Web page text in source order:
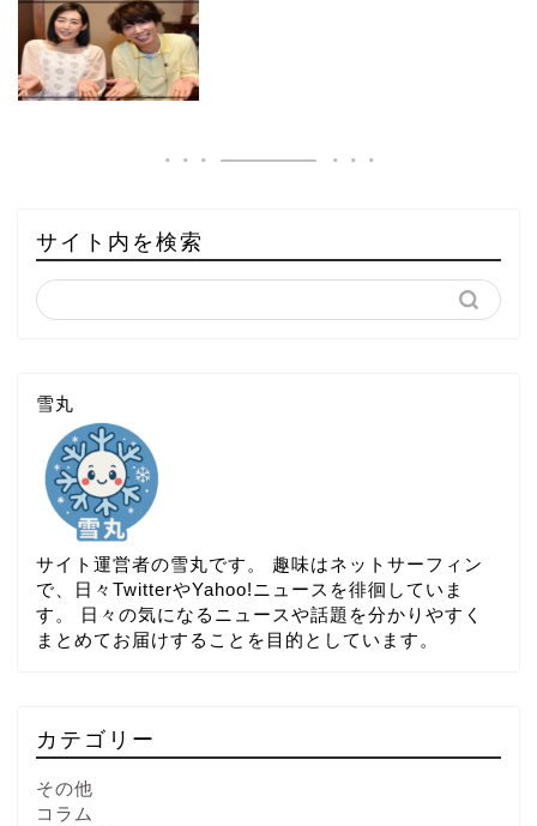
サイト内を検索
雪丸
サイト運営者の雪丸です。 趣味はネットサーフィン
で、日々TwitterやYahoo!ニュースを徘徊していま
す。 日々の気になるニュースや話題を分かりやすく
まとめてお届けすることを目的としています。
カテゴリー
その他
コラム